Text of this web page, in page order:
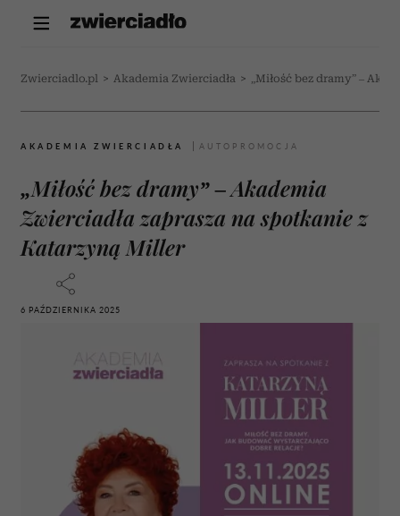
Zwierciadlo.pl > Akademia Zwierciadła > „Miłość bez dramy” –
AKADEMIA ZWIERCIADŁA
„Miłość bez dramy” – Akademia
Zwierciadła zaprasza na spotkanie z
Katarzyną Miller
6 PAŹDZIERNIKA 2025